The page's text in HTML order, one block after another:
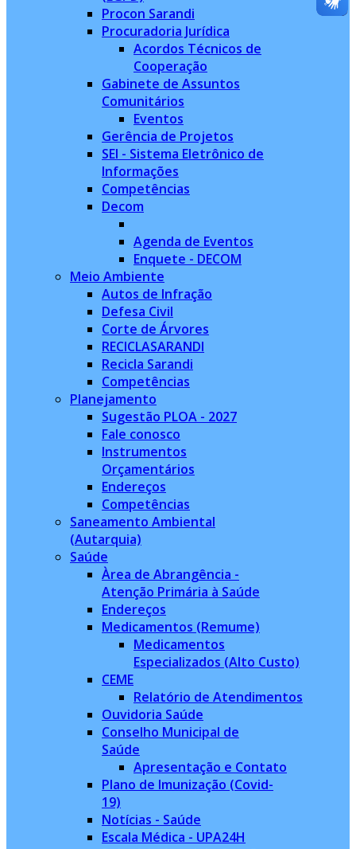
Procon Sarandi
Procuradoria Jurídica
Acordos Técnicos de
Cooperação
Gabinete de Assuntos
Comunitários
Eventos
Gerência de Projetos
SEI - Sistema Eletrônico de
Informações
Competências
Decom
Agenda de Eventos
Enquete - DECOM
Meio Ambiente
Autos de Infração
Defesa Civil
Corte de Árvores
RECICLASARANDI
Recicla Sarandi
Competências
Planejamento
Sugestão PLOA - 2027
Fale conosco
Instrumentos
Orçamentários
Endereços
Competências
Saneamento Ambiental
(Autarquia)
Saúde
Àrea de Abrangência -
Atenção Primária à Saúde
Endereços
Medicamentos (Remume)
Medicamentos
Especializados (Alto Custo)
CEME
Relatório de Atendimentos
Ouvidoria Saúde
Conselho Municipal de
Saúde
Apresentação e Contato
Plano de Imunização (Covid-
19)
Notícias - Saúde
Escala Médica - UPA24H